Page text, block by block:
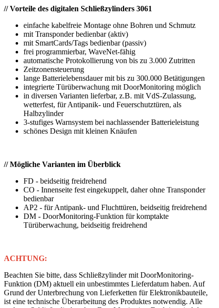
// Vorteile des digitalen Schließzylinders 3061
einfache kabelfreie Montage ohne Bohren und Schmutz
mit Transponder bedienbar (aktiv)
mit SmartCards/Tags bedienbar (passiv)
frei programmierbar, WaveNet-fähig
automatische Protokollierung von bis zu 3.000 Zutritten
Zeitzonensteuerung
lange Batterielebensdauer mit bis zu 300.000 Betätigungen
integrierte Türüberwachung mit DoorMonitoring möglich
in diversen Varianten lieferbar, z.B. mit VdS-Zulassung,
wetterfest, für Antipanik- und Feuerschutztüren, als
Halbzylinder
3-stufiges Warnsystem bei nachlassender Batterieleistung
schönes Design mit kleinen Knäufen
// Mögliche Varianten im Überblick
FD - beidseitig freidrehend
CO - Innenseite fest eingekuppelt, daher ohne Transponder
bedienbar
AP2 - für Antipank- und Fluchttüren, beidseitig freidrehend
DM - DoorMonitoring-Funktion für komptakte
Türüberwachung, beidseitig freidrehend
ACHTUNG:
Beachten Sie bitte, dass Schließzylinder mit DoorMonitoring-
Funktion (DM) aktuell ein unbestimmtes Lieferdatum haben. Auf
Grund der Unterbrechung von Lieferketten für Elektronikbauteile,
ist eine technische Überarbeitung des Produktes notwendig. Alle